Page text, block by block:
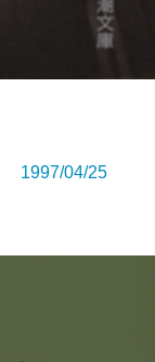
1997/04/25